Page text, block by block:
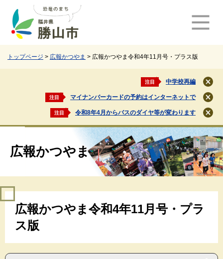
トップページ > 広報かつやま > 広報かつやま令和4年11月号・プラス版
注目 中学校再編
閉
じ
る
注目 マイナンバーカードの予約はインターネットで
閉
じ
る
注目 令和8年4月からバスのダイヤ等が変わります
閉
じ
る
広報かつやま
広報かつやま令和4年11月号・プラ
ス版